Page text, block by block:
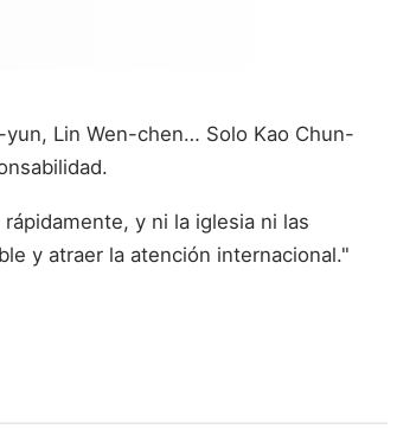
Lin Wen-chen… Solo Kao Chun-
y ni la iglesia ni las
y atraer la atención internacional."